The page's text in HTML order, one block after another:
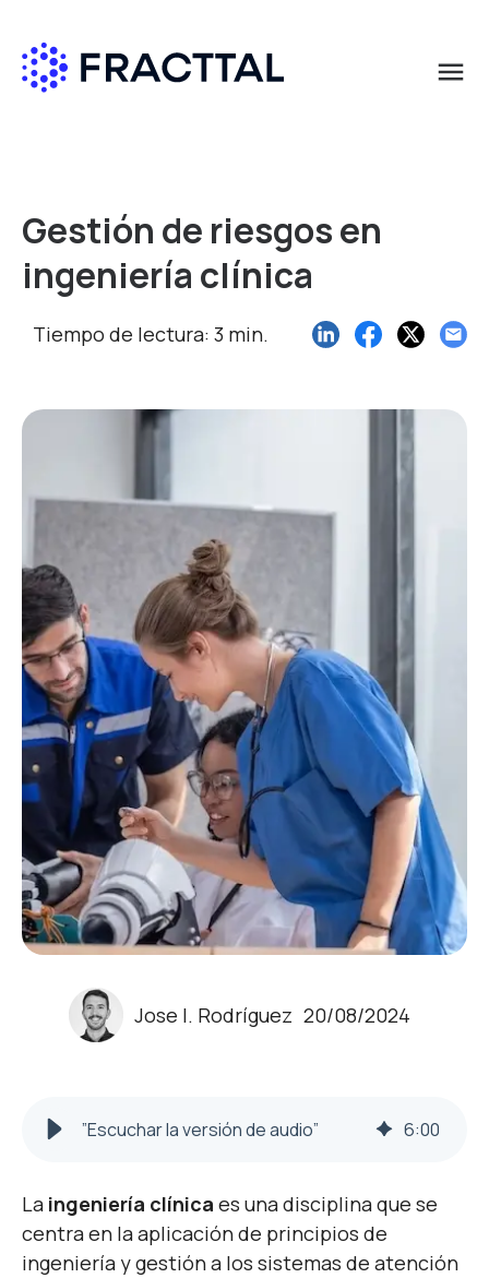
menu
Gestión de riesgos en
ingeniería clínica
Tiempo de lectura: 3 min.
Jose I. Rodríguez 20/08/2024
”Escuchar la versión de audio” 6:00
La ingeniería clínica es una disciplina que se
centra en la aplicación de principios de
ingeniería y gestión a los sistemas de atención